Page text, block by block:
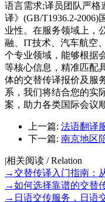
语言需求;译员团队严格
译》(GB/T1936.2-
业性。在服务领域上，
融、IT技术、汽车航空
个专业领域，能够根据
等核心信息，精准匹配
体的交替传译报价及服
系，我们将结合您的实
案，助力各类国际会议
上一篇: 法语翻译
下一篇: 南京地区
|相关阅读 / Relation
→交替传译入门指南：
→如何选择靠谱的交替
→ 日语交传服务，日语